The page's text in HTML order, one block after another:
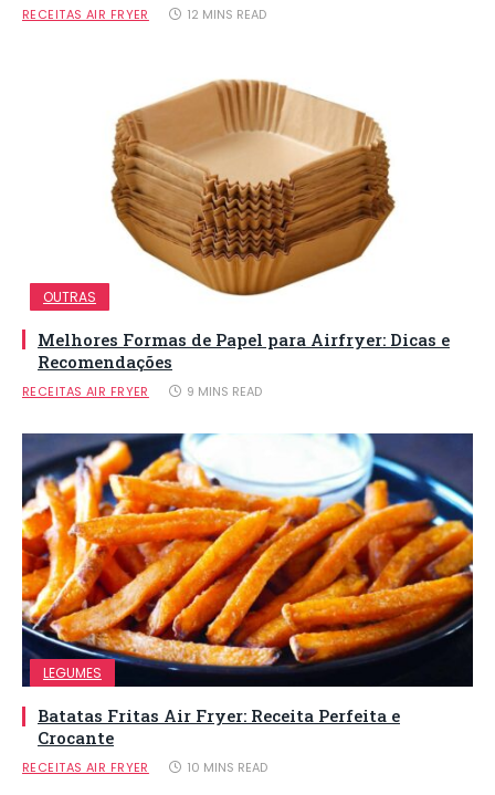
RECEITAS AIR FRYER 12 MINS READ
OUTRAS
Melhores Formas de Papel para Airfryer: Dicas e
Recomendações
RECEITAS AIR FRYER 9 MINS READ
LEGUMES
Batatas Fritas Air Fryer: Receita Perfeita e
Crocante
RECEITAS AIR FRYER 10 MINS READ